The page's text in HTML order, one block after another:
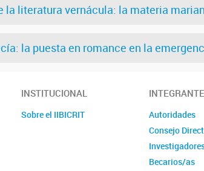
la literatura vernácula: la materia
la puesta en romance en la
INSTITUCIONAL
Sobre el IIBICRIT
Autoridades
Consejo
Becarios/as